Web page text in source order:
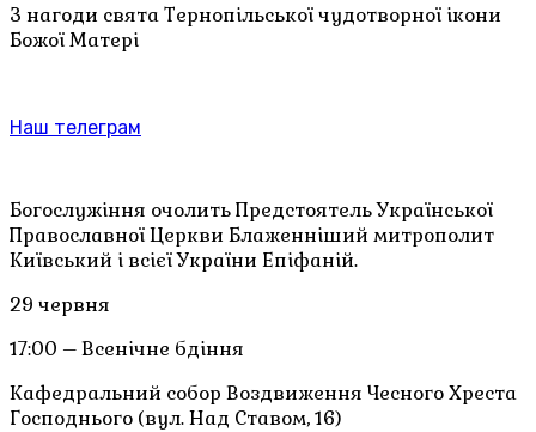
З нагоди свята Тернопільської чудотворної ікони
Божої Матері
Наш телеграм
Богослужіння очолить Предстоятель Української
Православної Церкви Блаженніший митрополит
Київський і всієї України Епіфаній.
29 червня
17:00 – Всенічне бдіння
Кафедральний собор Воздвиження Чесного Хреста
Господнього (вул. Над Ставом, 16)